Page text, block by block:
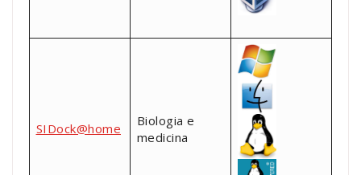
SIDock@home
Biologia e
medicina